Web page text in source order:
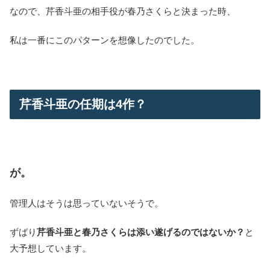
なので、芹香斗亜の相手役が春乃さくらと決まった時、
私は一番にこのパターンを想像したのでした。
芹香斗亜の任期は4作？
が。
管理人はそうは思っていないそうで。
ずばり芹香斗亜と春乃さくらは添い遂げるのではないか？ と
大予想しています。